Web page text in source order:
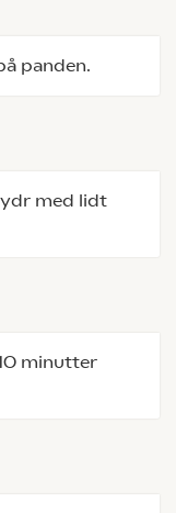
panden.
med lidt
minutter